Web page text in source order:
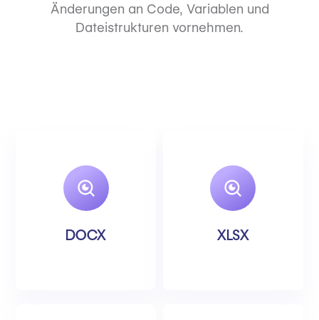
Änderungen an Code, Variablen und
Dateistrukturen vornehmen.
DOCX XLSX